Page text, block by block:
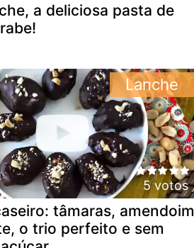
a deliciosa pasta de
5 votos
tâmaras, amendoim
o trio perfeito e sem
Lanche